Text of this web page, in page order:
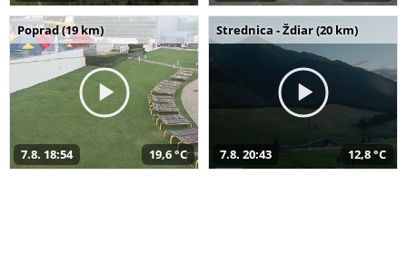
Poprad (19 km)
7.8. 18:54 19,6 °C
Strednica - Ždiar (20 km)
7.8. 20:43 12,8 °C